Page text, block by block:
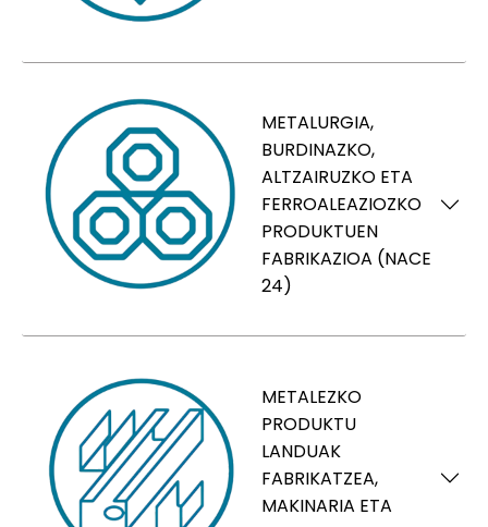
METALURGIA,
BURDINAZKO,
ALTZAIRUZKO ETA
FERROALEAZIOZKO
PRODUKTUEN
FABRIKAZIOA (NACE
24)
METALEZKO
PRODUKTU
LANDUAK
FABRIKATZEA,
MAKINARIA ETA